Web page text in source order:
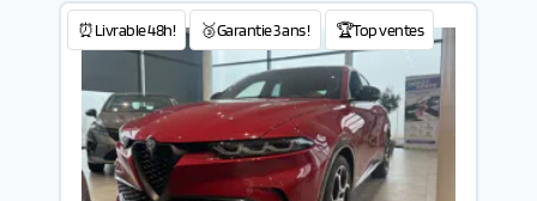
⏰Livrable 48h! 🥉Garantie 3 ans ! 🏆Top ventes